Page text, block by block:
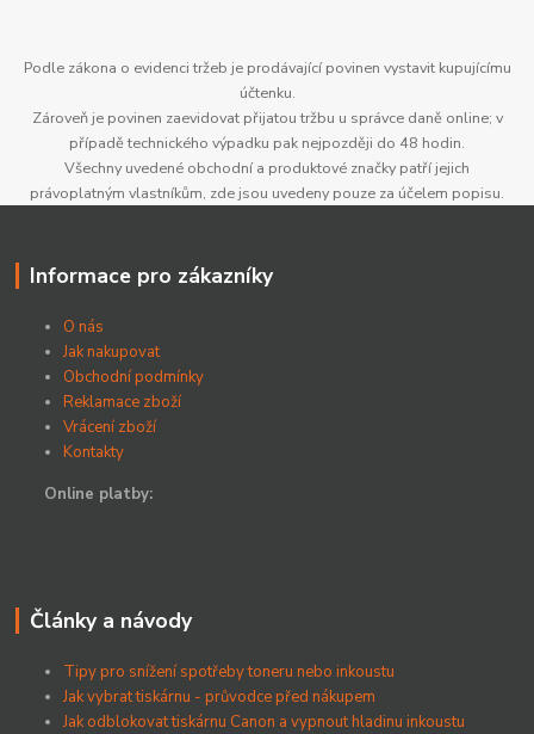
Podle zákona o evidenci tržeb je prodávající povinen vystavit kupujícímu
účtenku.
Zároveň je povinen zaevidovat přijatou tržbu u správce daně online; v
případě technického výpadku pak nejpozději do 48 hodin.
Všechny uvedené obchodní a produktové značky patří jejich
právoplatným vlastníkům, zde jsou uvedeny pouze za účelem popisu.
Informace pro zákazníky
O nás
Jak nakupovat
Obchodní podmínky
Reklamace zboží
Vrácení zboží
Kontakty
Online platby:
Články a návody
Tipy pro snížení spotřeby toneru nebo inkoustu
Jak vybrat tiskárnu - průvodce před nákupem
Jak odblokovat tiskárnu Canon a vypnout hladinu inkoustu